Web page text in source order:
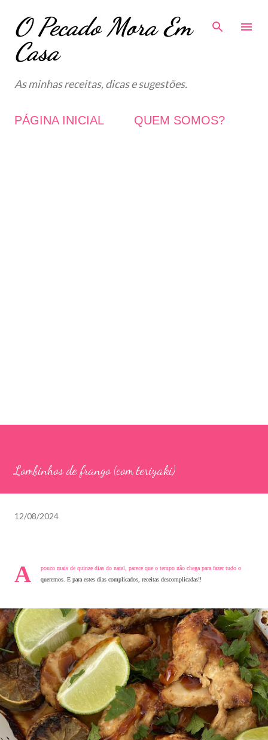
Avançar para o conteúdo principal
O Pecado Mora Em
Casa
As minhas receitas, dicas e sugestões.
PÁGINA INICIAL QUEM SOMOS?
Lombinhos de frango (com teriyaki)
12/08/2024
A
pouco mais de quinze dias do natal, parece que o tempo não chega para fazer tudo o
queremos. E para estes dias complicados, receitas descomplicadas!!